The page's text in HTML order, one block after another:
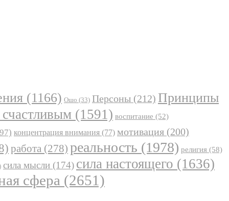
(1166) Ошо (33) Персоны (212) Принципы
(1591) воспитание (52)
концентрация внимания (77) мотивация (200)
работа (278) реальность (1978) религия (58)
сила мысли (174) сила настоящего (1636)
сфера (2651)